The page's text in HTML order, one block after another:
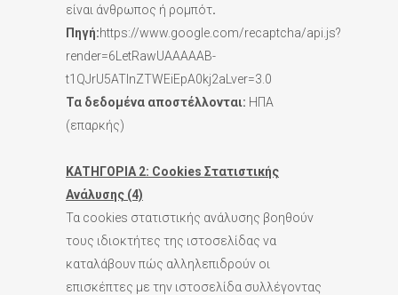
είναι άνθρωπος ή ρομπότ.
Πηγή:https://www.google.com/recaptcha/api.js?
render=6LetRawUAAAAAB-
t1QJrU5ATInZTWEiEpA0kj2aLver=3.0
Τα δεδομένα αποστέλλονται: ΗΠΑ
(επαρκής)
ΚΑΤΗΓΟΡΙΑ 2: Cookies Στατιστικής
Ανάλυσης (4)
Τα cookies στατιστικής ανάλυσης βοηθούν
τους ιδιοκτήτες της ιστοσελίδας να
καταλάβουν πώς αλληλεπιδρούν οι
επισκέπτες με την ιστοσελίδα συλλέγοντας